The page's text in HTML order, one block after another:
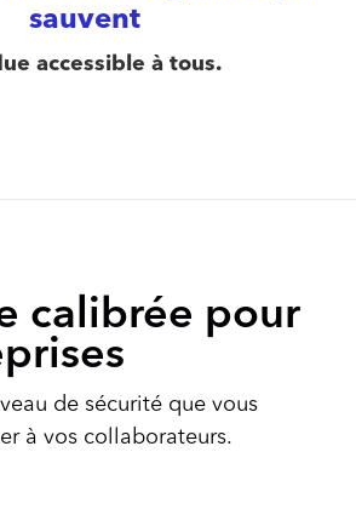
sauvent
accessible à tous.
calibrée pour
de sécurité que vous
à vos collaborateurs.